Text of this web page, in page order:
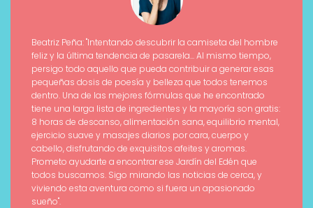
Beatriz Peña: "Intentando descubrir la camiseta del hombre
feliz y la última tendencia de pasarela... Al mismo tiempo,
persigo todo aquello que pueda contribuir a generar esas
pequeñas dosis de poesía y belleza que todos tenemos
dentro. Una de las mejores fórmulas que he encontrado
tiene una larga lista de ingredientes y la mayoría son gratis:
8 horas de descanso, alimentación sana, equilibrio mental,
ejercicio suave y masajes diarios por cara, cuerpo y
cabello, disfrutando de exquisitos afeites y aromas.
Prometo ayudarte a encontrar ese Jardín del Edén que
todos buscamos. Sigo mirando las noticias de cerca, y
viviendo esta aventura como si fuera un apasionado
sueño".